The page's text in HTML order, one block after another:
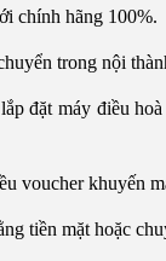
chính hãng 100%.
trong nội
đặt máy điều
voucher khuyến
tiền mặt hoặc